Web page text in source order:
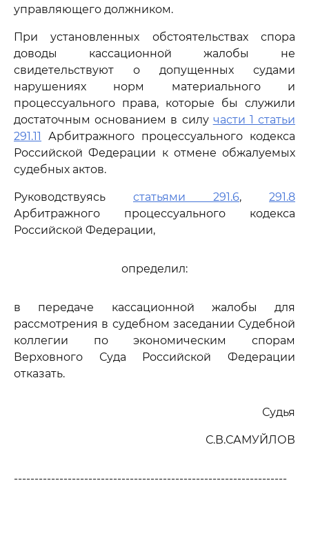
управляющего должником.
При установленных обстоятельствах спора
доводы кассационной жалобы не
свидетельствуют о допущенных судами
нарушениях норм материального и
процессуального права, которые бы служили
достаточным основанием в силу части 1 статьи
291.11
Арбитражного процессуального кодекса
Российской Федерации к отмене обжалуемых
судебных актов.
Руководствуясь статьями 291.6, 291.8
Арбитражного процессуального кодекса
Российской Федерации,
определил:
в передаче кассационной жалобы для
рассмотрения в судебном заседании Судебной
коллегии по экономическим спорам
Верховного Суда Российской Федерации
отказать.
Судья
С.В.САМУЙЛОВ
------------------------------------------------------------------